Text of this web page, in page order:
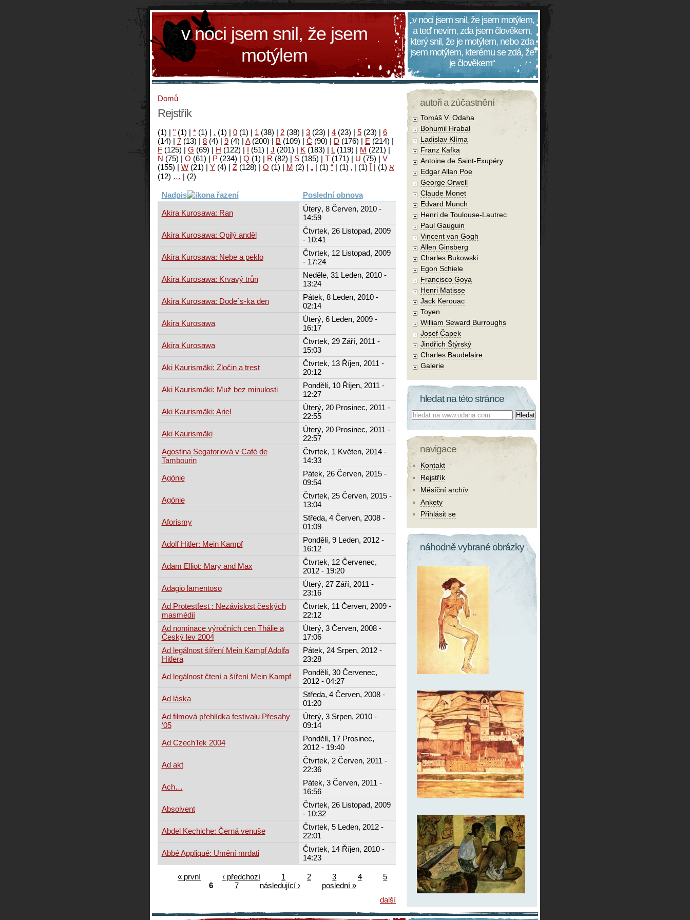
v noci jsem snil, že jsem
motýlem
„v noci jsem snil, že jsem motýlem,
a teď nevím, zda jsem člověkem,
který snil, že je motýlem, nebo zda
jsem motýlem, kterému se zdá, že
je člověkem“
Domů
Rejstřík
(1) | " (1) | * (1) | . (1) | 0 (1) | 1 (38) | 2 (38) | 3 (23) | 4 (23) | 5 (23) | 6
(14) | 7 (13) | 8 (4) | 9 (4) | A(200) | B (109) | Č (90) | D (176) | E (214) |
F (125) | G (69) | H (122) | I (51) | J (201) | K (183) | L(119) | M (221) |
N (75) | O (61) | P (234) | Q (1) | R (82) | S (185) | T (171) | U (75) | V
(155) | W (21) | Y (4) | Z (128) | Ο (1) | М (2) | א (1)
| آ (1)
|
‚
(1)
|
“
(1)
|
„
(2)
|
…
(12)
Nadpis Poslední obnova
Akira Kurosawa: Ran
Úterý, 8 Červen, 2010 -
14:59
Akira Kurosawa: Opilý anděl
Čtvrtek, 26 Listopad, 2009
- 10:41
Akira Kurosawa: Nebe a peklo
Čtvrtek, 12 Listopad, 2009
- 17:24
Akira Kurosawa: Krvavý trůn
Neděle, 31 Leden, 2010 -
13:24
Akira Kurosawa: Dode´s-ka den
Pátek, 8 Leden, 2010 -
02:14
Akira Kurosawa
Úterý, 6 Leden, 2009 -
16:17
Akira Kurosawa
Čtvrtek, 29 Září, 2011 -
15:03
Aki Kaurismäki: Zločin a trest
Čtvrtek, 13 Říjen, 2011 -
20:12
Aki Kaurismäki: Muž bez minulosti
Pondělí, 10 Říjen, 2011 -
12:27
Aki Kaurismäki: Ariel
Úterý, 20 Prosinec, 2011 -
22:55
Aki Kaurismäki
Úterý, 20 Prosinec, 2011 -
22:57
Agostina Segatoriová v Café de
Tambourin
Čtvrtek, 1 Květen, 2014 -
14:33
Agónie
Pátek, 26 Červen, 2015 -
09:54
Agónie
Čtvrtek, 25 Červen, 2015 -
13:04
Aforismy
Středa, 4 Červen, 2008 -
01:09
Adolf Hitler: Mein Kampf
Pondělí, 9 Leden, 2012 -
16:12
Adam Elliot: Mary and Max
Čtvrtek, 12 Červenec,
2012 - 19:20
Adagio lamentoso
Úterý, 27 Září, 2011 -
23:16
Ad Protestfest : Nezávislost českých
masmédií
Čtvrtek, 11 Červen, 2009 -
22:12
Ad nominace výročních cen Thálie a
Český lev 2004
Úterý, 3 Červen, 2008 -
17:06
Ad legálnost šíření Mein Kampf Adolfa
Hitlera
Pátek, 24 Srpen, 2012 -
23:28
Ad legálnost čtení a šíření Mein Kampf
Pondělí, 30 Červenec,
2012 - 04:27
Ad láska
Středa, 4 Červen, 2008 -
01:20
Ad filmová přehlídka festivalu Přesahy
‘05
Úterý, 3 Srpen, 2010 -
09:14
Ad CzechTek 2004
Pondělí, 17 Prosinec,
2012 - 19:40
Ad akt
Čtvrtek, 2 Červen, 2011 -
22:36
Ach…
Pátek, 3 Červen, 2011 -
16:56
Absolvent
Čtvrtek, 26 Listopad, 2009
- 10:32
Abdel Kechiche: Černá venuše
Čtvrtek, 5 Leden, 2012 -
22:01
Abbé Appliqué: Umění mrdati
Čtvrtek, 14 Říjen, 2010 -
14:23
« první ‹ předchozí 1 2 3 4
5
6
7 následující ›
poslední »
další
autoři a zúčastnění
Tomáš V. Odaha
Bohumil Hrabal
Ladislav Klíma
Franz Kafka
Antoine de Saint-Exupéry
Edgar Allan Poe
George Orwell
Claude Monet
Edvard Munch
Henri de Toulouse-Lautrec
Paul Gauguin
Vincent van Gogh
Allen Ginsberg
Charles Bukowski
Egon Schiele
Francisco Goya
Henri Matisse
Jack Kerouac
Toyen
William Seward Burroughs
Josef Čapek
Jindřich Štýrský
Charles Baudelaire
Galerie
hledat na této stránce
Co hledat:
navigace
Kontakt
Rejstřík
Měsíční archív
Ankety
Přihlásit se
náhodně vybrané obrázky